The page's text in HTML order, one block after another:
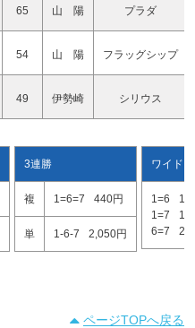
65 山 陽 プラダ
54 山 陽 フラッグシップ
49 伊勢崎 シリウス
3連勝
複 1=6=7 440円
単 1-6-7 2,050円
ワイド
1=6
1=7
6=7
ページTOPへ戻る